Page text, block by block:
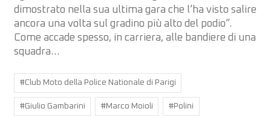
dimostrato nella sua ultima gara che l’ha visto salire
ancora una volta sul gradino più alto del podio”.
Come accade spesso, in carriera, alle bandiere di una
squadra…
Post
#Club Moto della Police Nationale di Parigi
#Giulio Gambarini #Marco Moioli #Polini